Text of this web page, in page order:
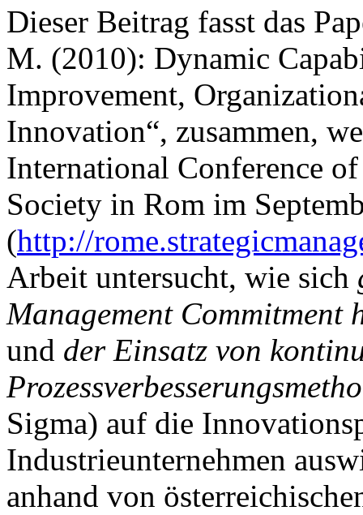
Dieser Beitrag fasst das
M. (2010): Dynamic
Improvement,
Innovation“, zusammen,
International Conference
Society in Rom im
(http://
Arbeit untersucht, wie sich
Management Commitment
und der Einsatz von
Sigma) auf die
Industrieunternehmen
anhand von